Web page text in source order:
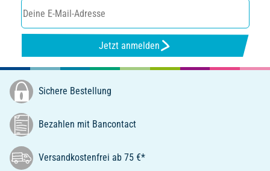
Jetzt anmelden
Sichere Bestellung
Bezahlen mit Bancontact
Versandkostenfrei ab 75 €*